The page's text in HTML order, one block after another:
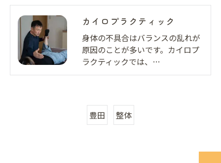
カイロプラクティック
身体の不具合はバランスの乱れが
原因のことが多いです。カイロプ
ラクティックでは、…
豊田 整体